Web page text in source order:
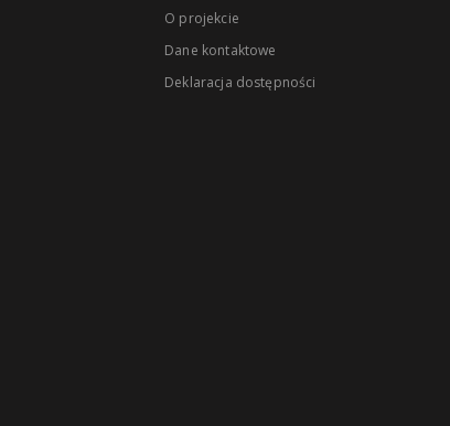
O projekcie
Dane kontaktowe
Deklaracja dostępności